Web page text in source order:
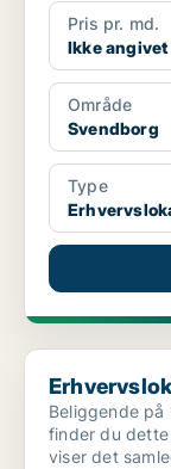
Pris pr. md.
Ikke angivet
Område
Svendborg
Type
Erhvervslokaler i
Beliggende på
finder du dette
viser det